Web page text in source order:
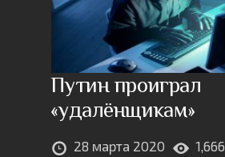
Путин проиграл
«удалёнщикам»
28 марта 2020 1,666